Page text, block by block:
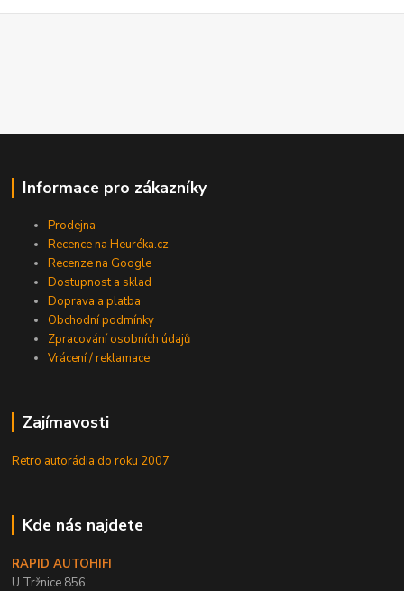
Informace pro zákazníky
Prodejna
Recence na Heuréka.cz
Recenze na Google
Dostupnost a sklad
Doprava a platba
Obchodní podmínky
Zpracování osobních údajů
Vrácení / reklamace
Zajímavosti
Retro autorádia do roku 2007
Kde nás najdete
RAPID AUTOHIFI
U Tržnice 856